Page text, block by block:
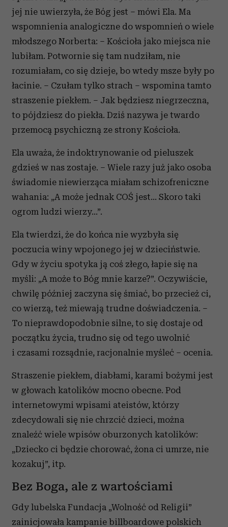
jej nie uwierzyła, że Bóg jest – mówi Ela. Ma
wspomnienia analogiczne do wspomnień o wiele
młodszego Norberta: – Kościoła jako miejsca nie
lubiłam. Potwornie się tam nudziłam, nie
rozumiałam, co się dzieje, bo wtedy msze były po
łacinie. – Czułam tylko strach – wspomina tamto
straszenie piekłem. – Jak będziesz niegrzeczna,
to pójdziesz do piekła. Dziś nazywa je twardo
przemocą psychiczną ze strony Kościoła.
Ela uważa, że indoktrynowanie od pieluszek
gdzieś w nas zostaje. – Wiele razy już jako osoba
świadomie niewierząca miałam schizofreniczne
wahania: „A może jednak COŚ jest… Skoro taki
ogrom ludzi wierzy…”.
Ela twierdzi, że do końca nie wyzbyła się
poczucia winy wpojonego jej w dzieciństwie.
Gdy w życiu spotyka ją coś złego, łapie się na
myśli: „A może to Bóg mnie karze?”. Oczywiście,
chwilę później zaczyna się śmiać, bo przecież ci,
co wierzą, też miewają trudne doświadczenia. –
To nieprawdopodobnie silne, to się dostaje od
początku życia, trudno się od tego uwolnić
i czasami rozsądnie, racjonalnie myśleć – ocenia.
Straszenie piekłem, diabłami, karami bożymi jest
w głowach katolików mocno obecne. Pod
internetowymi wpisami ateistów, którzy
zdecydowali się nie chrzcić dzieci, można
znaleźć wiele wpisów oburzonych katolików:
„Dziecko ci będzie chorować, żona ci umrze, nie
kozakuj”, itp.
Bez Boga, ale z wartościami
Gdy lubelska Fundacja „Wolność od Religii”
zainicjowała kampanie billboardowe polskich